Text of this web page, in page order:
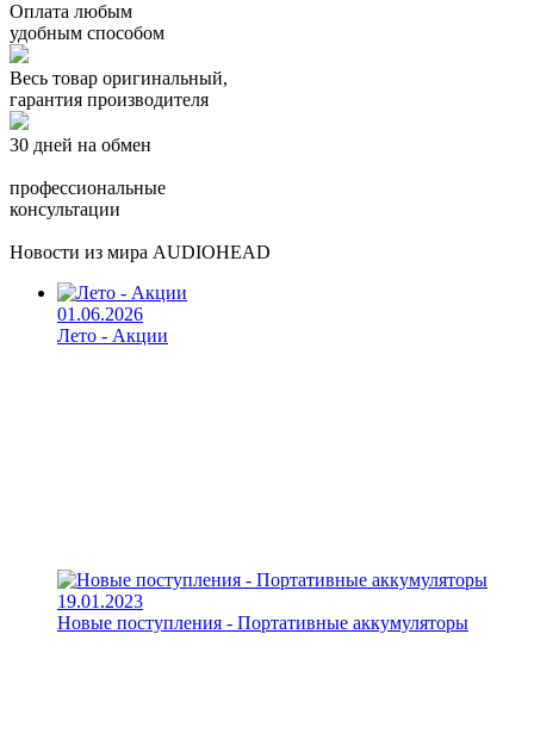
Оплата любым
удобным способом
Весь товар оригинальный,
гарантия производителя
30 дней на обмен
профессиональные
консультации
Новости из мира AUDIOHEAD
01.06.2026
Лето - Акции
19.01.2023
Новые поступления - Портативные аккумуляторы